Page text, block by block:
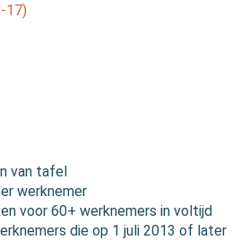
17)
van tafel
werknemer
voor 60+ werknemers in voltijd
die op 1 juli 2013 of later